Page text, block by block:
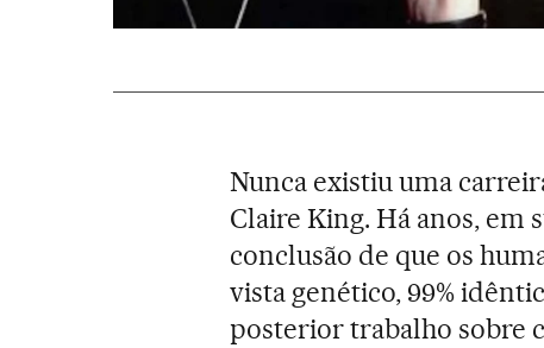
Nunca existiu uma
Claire King. Há anos, em
conclusão de que os
vista genético, 99%
posterior trabalho sobre